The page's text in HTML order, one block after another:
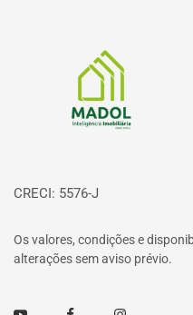
CRECI: 5576-J
Os valores, condições e
alterações sem aviso prévio.